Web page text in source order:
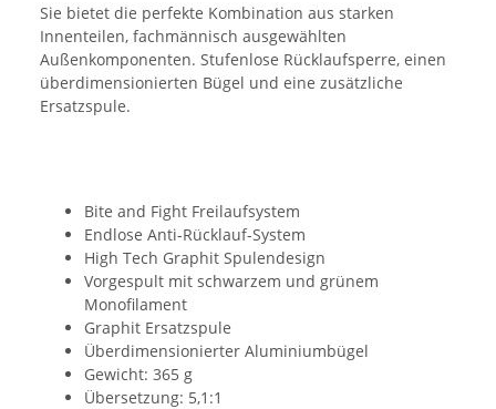
Sie bietet die perfekte Kombination aus starken
Innenteilen, fachmännisch ausgewählten
Außenkomponenten. Stufenlose Rücklaufsperre, einen
überdimensionierten Bügel und eine zusätzliche
Ersatzspule.
Bite and Fight Freilaufsystem
Endlose Anti-Rücklauf-System
High Tech Graphit Spulendesign
Vorgespult mit schwarzem und grünem
Monofilament
Graphit Ersatzspule
Überdimensionierter Aluminiumbügel
Gewicht: 365 g
Übersetzung: 5,1:1